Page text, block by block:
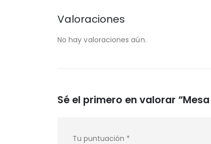
Valoraciones
No hay valoraciones aún.
Sé el primero en valorar
Tu puntuación *